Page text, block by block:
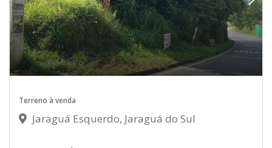
Terreno à venda
Jaraguá Esquerdo, Jaraguá do Sul